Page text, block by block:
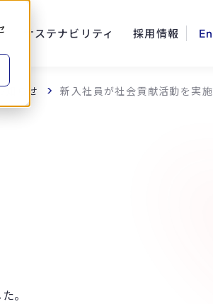
サステナビリティ 採用情報
知らせ 新入社員が社会貢献活動を実施
。